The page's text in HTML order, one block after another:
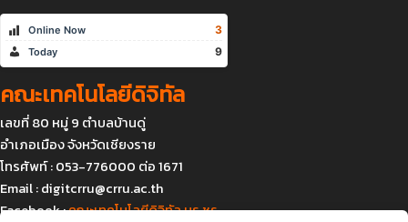
Online Now 3
Today 9
คณะเทคโนโลยีดิจิทัล
เลขที่ 80 หมู่ 9 ตำบลบ้านดู่
อำเภอเมือง จังหวัดเชียงราย
โทรศัพท์ : 053-776000 ต่อ 1671
Email :digitcrru@crru.ac.th
Facebook :คณะเทคโนโลยีดิจิทัล มร.ชร.